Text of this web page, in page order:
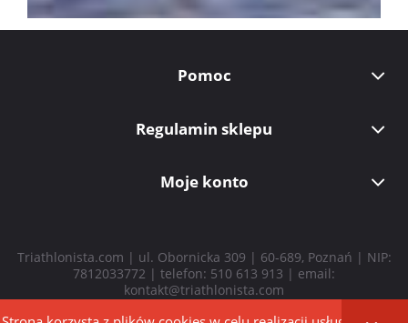
Pomoc
Regulamin sklepu
Moje konto
Triathlonista.com | ul. Obornicka 309 | 60-689, Poznań | NIP:
7812033772 | telefon: 510 613 913 | email:
kontakt@triathlonista.com